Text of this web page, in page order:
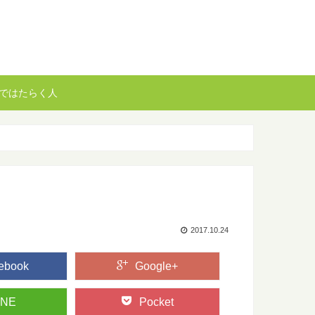
はたらく人
2017.10.24
Google+
Pocket